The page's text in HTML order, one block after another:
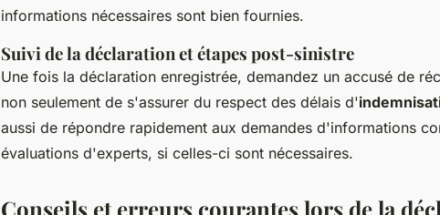
informations nécessaires sont bien fournies.
Suivi de la déclaration et étapes post-sinistre
Une fois la déclaration enregistrée, demandez un accusé de
non seulement de s'assurer du respect des délais d'
aussi de répondre rapidement aux demandes d'informations
évaluations d'experts, si celles-ci sont nécessaires.
Conseils et erreurs courantes lors de la